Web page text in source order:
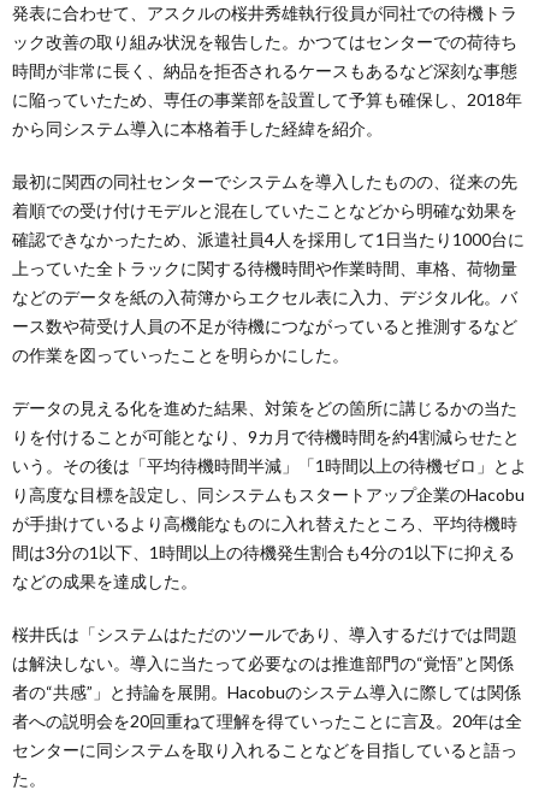
発表に合わせて、アスクルの桜井秀雄執行役員が同社での待機トラ
ック改善の取り組み状況を報告した。かつてはセンターでの荷待ち
時間が非常に長く、納品を拒否されるケースもあるなど深刻な事態
に陥っていたため、専任の事業部を設置して予算も確保し、2018年
から同システム導入に本格着手した経緯を紹介。
最初に関西の同社センターでシステムを導入したものの、従来の先
着順での受け付けモデルと混在していたことなどから明確な効果を
確認できなかったため、派遣社員4人を採用して1日当たり1000台に
上っていた全トラックに関する待機時間や作業時間、車格、荷物量
などのデータを紙の入荷簿からエクセル表に入力、デジタル化。バ
ース数や荷受け人員の不足が待機につながっていると推測するなど
の作業を図っていったことを明らかにした。
データの見える化を進めた結果、対策をどの箇所に講じるかの当た
りを付けることが可能となり、9カ月で待機時間を約4割減らせたと
いう。その後は「平均待機時間半減」「1時間以上の待機ゼロ」とよ
り高度な目標を設定し、同システムもスタートアップ企業のHacobu
が手掛けているより高機能なものに入れ替えたところ、平均待機時
間は3分の1以下、1時間以上の待機発生割合も4分の1以下に抑える
などの成果を達成した。
桜井氏は「システムはただのツールであり、導入するだけでは問題
は解決しない。導入に当たって必要なのは推進部門の“覚悟”と関係
者の“共感”」と持論を展開。Hacobuのシステム導入に際しては関係
者への説明会を20回重ねて理解を得ていったことに言及。20年は全
センターに同システムを取り入れることなどを目指していると語っ
た。